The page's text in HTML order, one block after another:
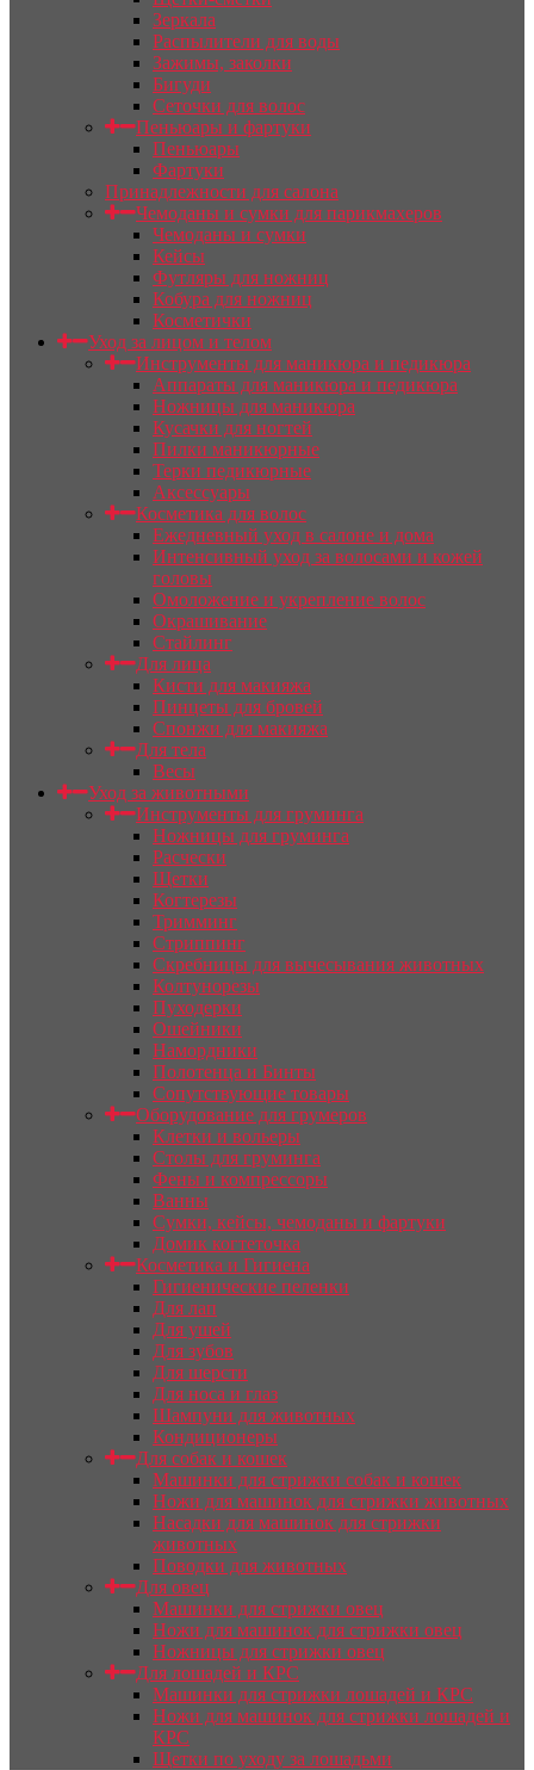
Зеркала
Распылители для воды
Зажимы, заколки
Бигуди
Сеточки для волос
Пеньюары и фартуки
Пеньюары
Фартуки
Принадлежности для салона
Чемоданы и сумки для парикмахеров
Чемоданы и сумки
Кейсы
Футляры для ножниц
Кобура для ножниц
Косметички
Уход за лицом и телом
Инструменты для маникюра и педикюра
Аппараты для маникюра и педикюра
Ножницы для маникюра
Кусачки для ногтей
Пилки маникюрные
Терки педикюрные
Аксессуары
Косметика для волос
Ежедневный уход в салоне и дома
Интенсивный уход за волосами и кожей
головы
Омоложение и укрепление волос
Окрашивание
Стайлинг
Для лица
Кисти для макияжа
Пинцеты для бровей
Спонжи для макияжа
Для тела
Весы
Уход за животными
Инструменты для груминга
Ножницы для груминга
Расчески
Щетки
Когтерезы
Тримминг
Стриппинг
Скребницы для вычесывания животных
Колтунорезы
Пуходерки
Ошейники
Намордники
Полотенца и Бинты
Сопутствующие товары
Оборудование для грумеров
Клетки и вольеры
Столы для груминга
Фены и компрессоры
Ванны
Сумки, кейсы, чемоданы и фартуки
Домик когтеточка
Косметика и Гигиена
Гигиенические пеленки
Для лап
Для ушей
Для зубов
Для шерсти
Для носа и глаз
Шампуни для животных
Кондиционеры
Для собак и кошек
Машинки для стрижки собак и кошек
Ножи для машинок для стрижки животных
Насадки для машинок для стрижки
животных
Поводки для животных
Для овец
Машинки для стрижки овец
Ножи для машинок для стрижки овец
Ножницы для стрижки овец
Для лошадей и КРС
Машинки для стрижки лошадей и КРС
Ножи для машинок для стрижки лошадей и
КРС
Щетки по уходу за лошадьми